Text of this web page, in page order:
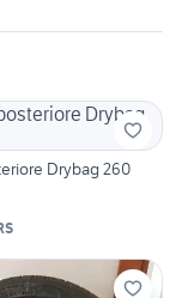
Drybag 260